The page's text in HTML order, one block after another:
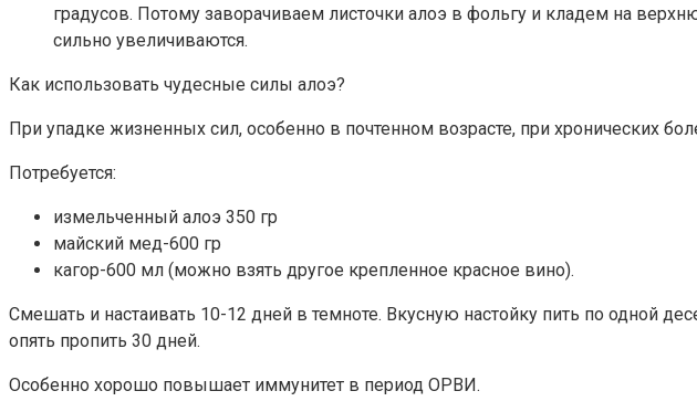
градусов. Потому заворачиваем листочки алоэ в фольгу и кладем на
сильно увеличиваются.
Как использовать чудесные силы алоэ?
При упадке жизненных сил, особенно в почтенном возрасте, при хронических
Потребуется:
измельченный алоэ 350 гр
майский мед-600 гр
кагор-600 мл (можно взять другое крепленное красное вино).
Смешать и настаивать 10-12 дней в темноте. Вкусную настойку пить по одной
опять пропить 30 дней.
Особенно хорошо повышает иммунитет в период ОРВИ.